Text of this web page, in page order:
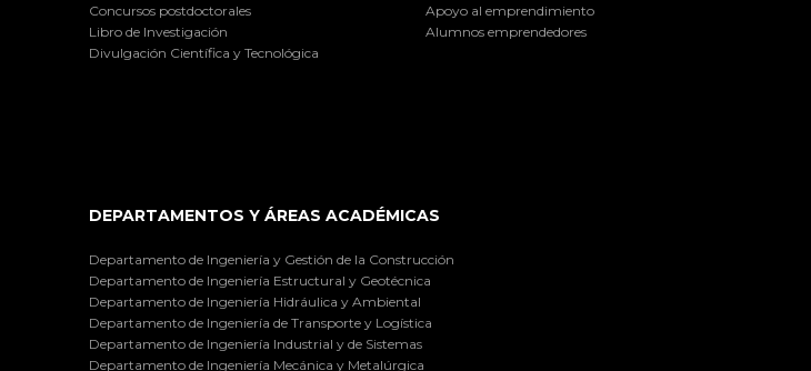
Concursos postdoctorales
Libro de Investigación
Divulgación Científica y Tecnológica
Apoyo al emprendimiento
Alumnos emprendedores
DEPARTAMENTOS Y ÁREAS ACADÉMICAS
Departamento de Ingeniería y Gestión de la Construcción
Departamento de Ingeniería Estructural y Geotécnica
Departamento de Ingeniería Hidráulica y Ambiental
Departamento de Ingeniería de Transporte y Logística
Departamento de Ingeniería Industrial y de Sistemas
Departamento de Ingeniería Mecánica y Metalúrgica